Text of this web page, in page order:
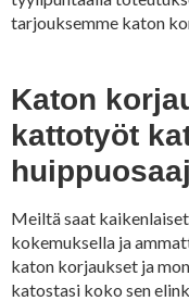
tarjouksemme katon
Katon
kattotyöt
Meiltä saat
kokemuksella ja
katon korjaukset ja
katostasi koko sen